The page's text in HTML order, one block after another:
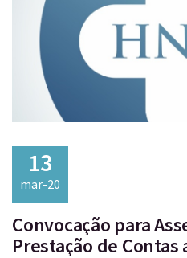
13
mar-20
Convocação para
Prestação de Contas